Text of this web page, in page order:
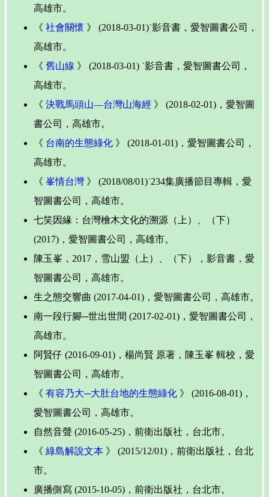
高雄市。
《 社會關懷 》 (2018-03-01)˙影音書，愛智圖書公司，
高雄市。
《 舊山線 》 (2018-03-01) ˙影音書，愛智圖書公司，
高雄市。
《 決戰馬頭山—台灣山海經 》 (2018-02-01)，愛智圖
書公司，高雄市。
《 台南的生態綠化 》 (2018-01-01)，愛智圖書公司，
高雄市。
《 峯情台灣 》 (2018/08/01)˙234集廣播節目專輯，愛
智圖書公司，高雄市。
七笑因緣：台灣檜木文化的溯源（上）、（下）
(2017)，愛智圖書公司，高雄市。
陳玉峯，2017，雪山盟（上）、（下），影音書，愛
智圖書公司，高雄市。
生之態交響曲 (2017-04-01)，愛智圖書公司，高雄市。
南一段行腳─世出世間 (2017-02-01)，愛智圖書公司，
高雄市。
阿賢仔 (2016-09-01)，楊尚賢 原著，陳玉峯 輯校，愛
智圖書公司，高雄市。
《 有容乃大─大肚台地的生態綠化 》 (2016-08-01)，
愛智圖書公司，高雄市。
自然音聲 (2016-05-25)，前衛出版社，台北市。
《 綠島解說文本 》 (2015/12/01)，前衛出版社，台北
市。
廣播側寫 (2015-10-05)，前衛出版社，台北市。